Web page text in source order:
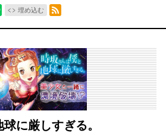
埋め込む
RSSフィード
に厳しすぎる。